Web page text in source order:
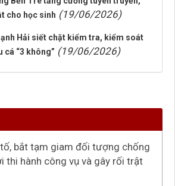
cho học sinh (19/06/2026)
Hải siết chặt kiểm tra, kiểm soát
cá “3 không” (19/06/2026)
bắt tạm giam đối tượng chống
thi hành công vụ và gây rối trật